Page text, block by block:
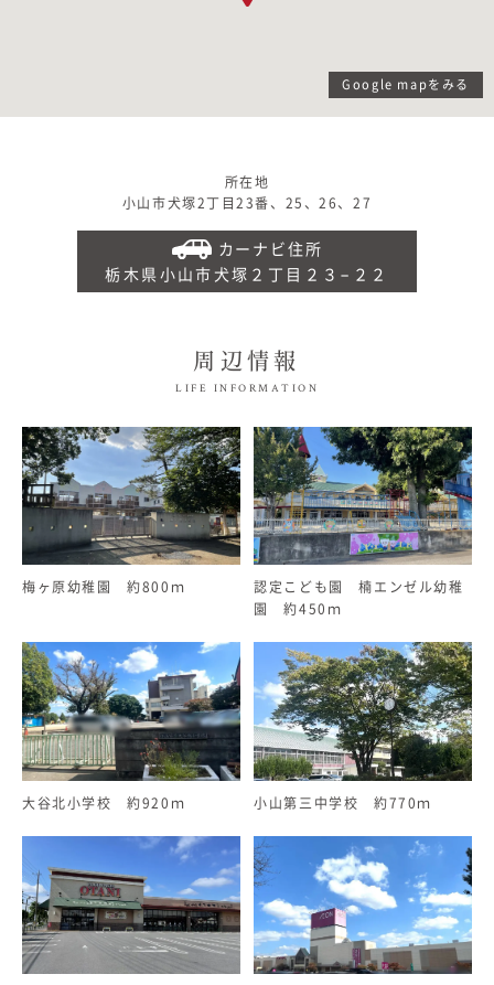
Google mapをみる
所在地
小山市犬塚2丁目23番、25、26、27
カーナビ住所
栃木県小山市犬塚２丁目２３−２２
周辺情報
LIFE INFORMATION
梅ヶ原幼稚園 約800ｍ
認定こども園 楠エンゼル幼稚
園 約450ｍ
大谷北小学校 約920ｍ 小山第三中学校 約770ｍ